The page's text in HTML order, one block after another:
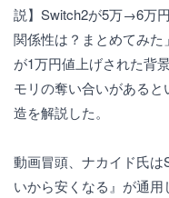
説】Switch2が5万→6万
関係性は？まとめてみた
が1万円値上げされた背
モリの奪い合いがある
造を解説した。
動画冒頭、ナカイド氏
いから安くなる』が通